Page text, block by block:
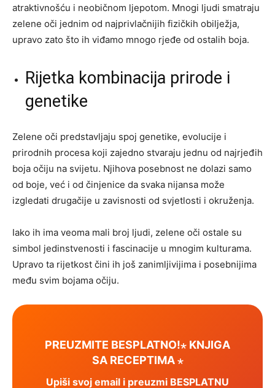
atraktivnošću i neobičnom ljepotom. Mnogi ljudi smatraju
zelene oči jednim od najprivlačnijih fizičkih obilježja,
upravo zato što ih viđamo mnogo rjeđe od ostalih boja.
Rijetka kombinacija prirode i
genetike
Zelene oči predstavljaju spoj genetike, evolucije i
prirodnih procesa koji zajedno stvaraju jednu od najrjeđih
boja očiju na svijetu. Njihova posebnost ne dolazi samo
od boje, već i od činjenice da svaka nijansa može
izgledati drugačije u zavisnosti od svjetlosti i okruženja.
Iako ih ima veoma mali broj ljudi, zelene oči ostale su
simbol jedinstvenosti i fascinacije u mnogim kulturama.
Upravo ta rijetkost čini ih još zanimljivijima i posebnijima
među svim bojama očiju.
PREUZMITE BESPLATNO!⋆ KNJIGA
SA RECEPTIMA ⋆
Upiši svoj email i preuzmi BESPLATNU